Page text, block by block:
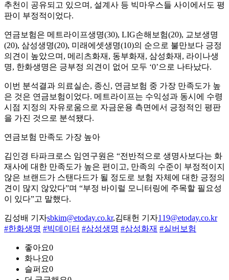
추천이 공유되고 있으며, 설계사 등 빅마우스들 사이에서도 평
판이 부정적이었다.
연금보험은 메트라이프생명(30), LIG손해보험(20), 교보생명
(20), 삼성생명(20), 미래에셋생명(10)의 순으로 불만보다 긍정
의견이 높았으며, 메리츠화재, 동부화재, 삼성화재, 라이나생
명, 한화생명은 긍부정 의견이 없어 모두 ‘0’으로 나타났다.
이번 분석결과 의료실손, 종신, 연금보험 중 가장 만족도가 높
은 것은 연금보험이었다. 메트라이프는 수익성과 동시에 수령
시점 지정의 자유로움으로 자금운용 측면에서 긍정적인 평판
을 가진 것으로 분석됐다.
연금보험 만족도 가장 높아
김인경 타파크로스 임연구원은 “전반적으로 생명사보다는 화
재사에 대한 만족도가 높은 편이고, 만족의 수준이 부정적이지
않은 브랜드가 스탠다드가 될 정도로 보험 자체에 대한 긍정의
견이 많지 않았다”며 “부정 바이럴 모니터링에 주목할 필요성
이 있다”고 말했다.
김성배 기자sbkim@etoday.co.kr,김태헌 기자119@etoday.co.kr
#한화생명 #빅데이터 #삼성생명 #삼성화재 #실버보험
좋아요0
화나요0
슬퍼요0